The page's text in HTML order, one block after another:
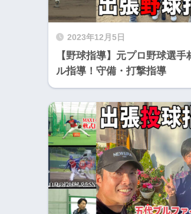
2023年12月5日
【野球指導】元プロ野球選
ル指導！守備・打撃指導